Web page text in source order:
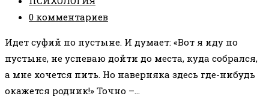
записи:
Комментарии
записи:
0 комментариев
Идет суфий по пустыне. И думает: «Вот я иду по
пустыне, не успеваю дойти до места, куда собрался,
а мне хочется пить. Но наверняка здесь где-нибудь
окажется родник!» Точно –…